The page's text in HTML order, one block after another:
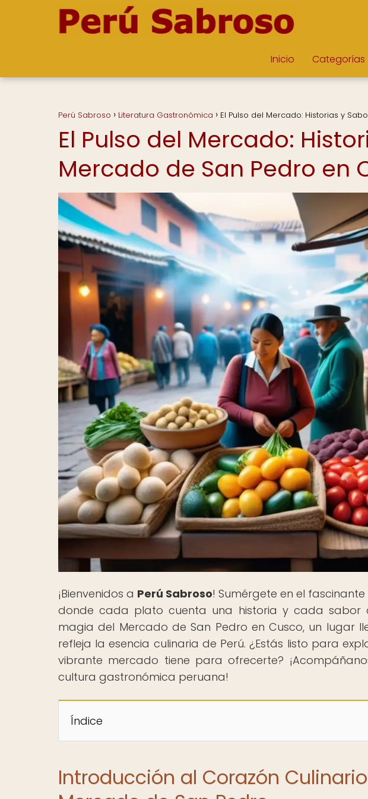
Inicio Categorías
Perú Sabroso Literatura Gastronómica El Pulso del Mercado: Historias y
El Pulso del Mercado:
Mercado de San Pedro en
¡Bienvenidos a Perú Sabroso! Sumérgete en el
donde cada plato cuenta una historia y cada sabor
magia del Mercado de San Pedro en Cusco, un lugar
refleja la esencia culinaria de Perú. ¿Estás listo para
vibrante mercado tiene para ofrecerte?
cultura gastronómica peruana!
Índice
Introducción al Corazón